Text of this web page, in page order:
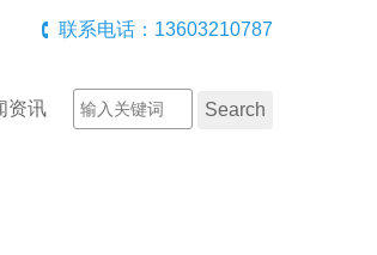
联系电话：13603210787
资讯